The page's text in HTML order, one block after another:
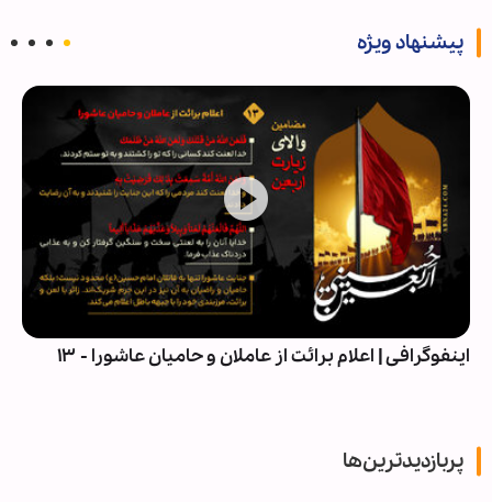
پیشنهاد ویژه
اینفوگرافی | اعلام برائت از عاملان و حامیان عاشورا - ۱۳
پربازدیدترین‌ها